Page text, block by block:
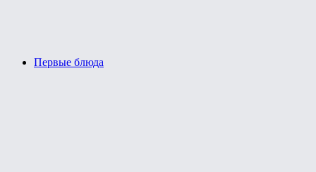
Первые блюда